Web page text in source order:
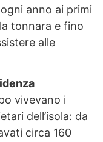
anno ai primi
tonnara e fino
alle
vivevano i
dell’isola: da
circa 160